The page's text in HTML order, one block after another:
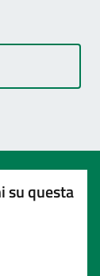
su questa